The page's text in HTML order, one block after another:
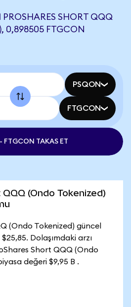
SHORT QQQ
0,898505 FTGCON
PSQON
FTGCON
FTGCON TAKAS ET
(Ondo Tokenized)
(Ondo Tokenized) güncel
Dolaşımdaki arzı
Short QQQ (Ondo
değeri $9,95 B .